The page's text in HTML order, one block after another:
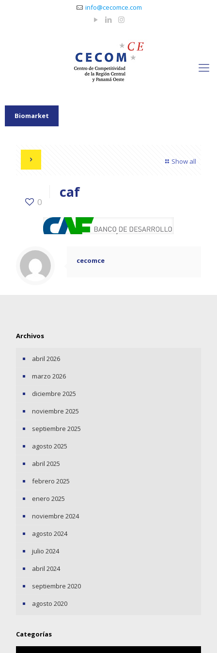
info@cecomce.com
Biomarket
Show all
0
caf
cecomce
Archivos
abril 2026
marzo 2026
diciembre 2025
noviembre 2025
septiembre 2025
agosto 2025
abril 2025
febrero 2025
enero 2025
noviembre 2024
agosto 2024
julio 2024
abril 2024
septiembre 2020
agosto 2020
Categorías